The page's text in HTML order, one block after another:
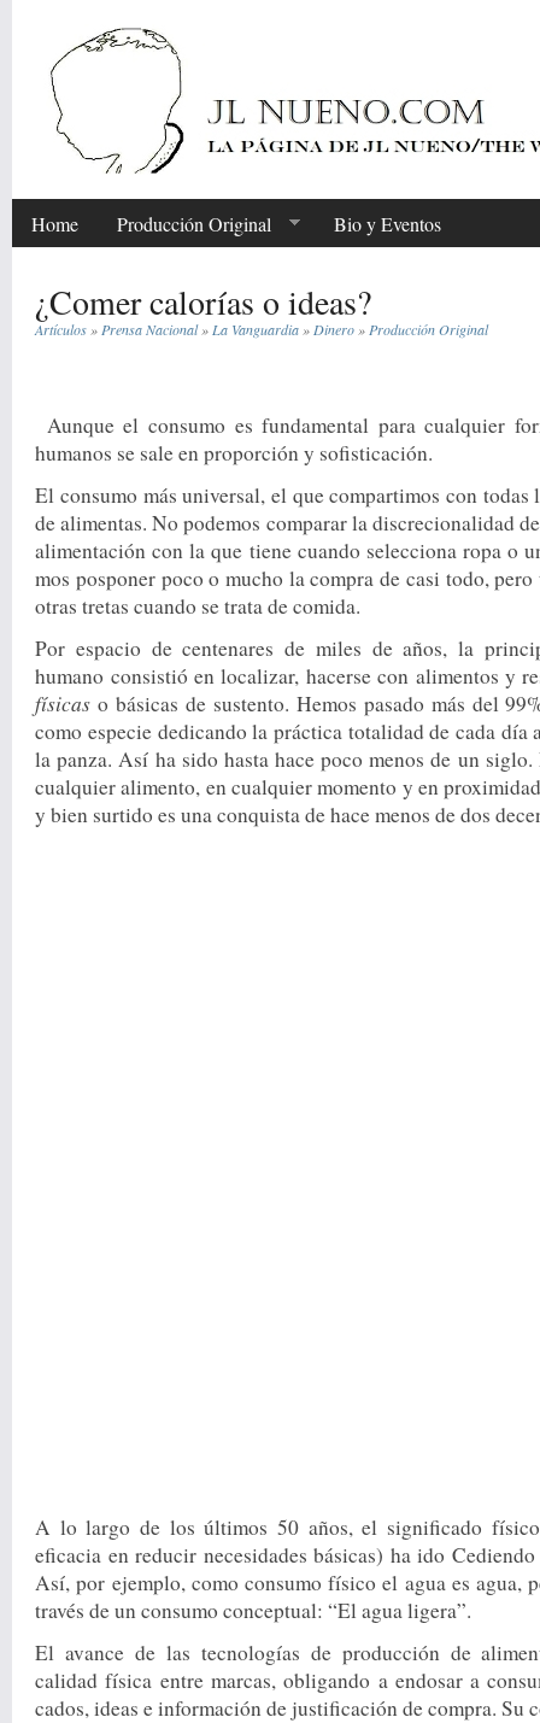
Home Producción Original Bio y Eventos
¿Comer calorías o ideas?
Artículos » Prensa Nacional» La Vanguardia » Dinero » Producción Original
Aunque el consumo es fundamental para cualquier
huma­nos se sale en propor­ción y sofisticación.
El consumo más universal, el que compartimos con todas
de alimen­tas. No podemos comparar la discrecionalidad
alimentación con la que tiene cuando selecciona ro­pa o
mos posponer poco o mucho la compra de casi todo,
otras tretas cuando se trata de comida.
Por espacio de centenares de miles de años, la
humano consis­tió en localizar, hacerse con ali­mentos y
físicas o básicas de sustento. Hemos pasado más del
como espe­cie dedicando la práctica totali­dad de cada día
la panza. Así ha sido hasta hace poco menos de un
cualquier alimento, en cual­quier momento y en
y bien surtido es una conquista de hace menos de dos
A lo largo de los últimos 50 años, el significado
eficacia en redu­cir necesidades básicas) ha ido
Así, por ejemplo, como con­sumo físico el agua es agua,
través de un consumo conceptual: “El agua ligera”.
El avance de las tecnologías de producción de
calidad física en­tre marcas, obligando a endosar a
cados, ideas e información de justificación de compra. Su